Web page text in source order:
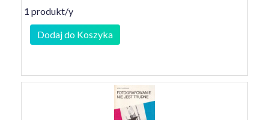
1 produkt/y
Dodaj do Koszyka